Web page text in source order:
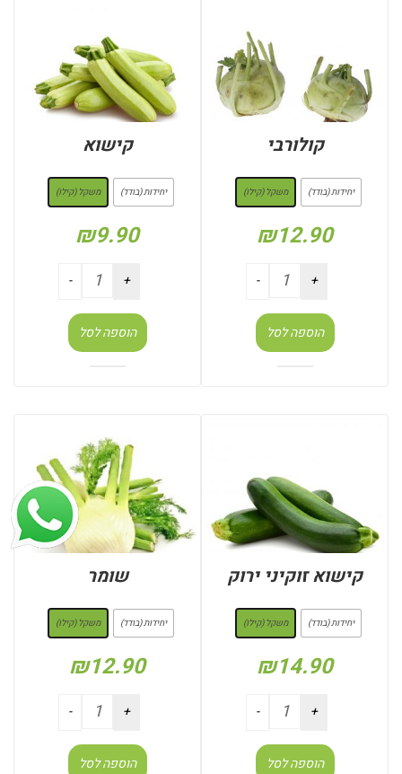
קולורבי
יחידות (בודד) משקל (קילו)
₪12.90
הוספה לסל
קישוא
יחידות (בודד) משקל (קילו)
₪9.90
הוספה לסל
קישוא זוקיני ירוק
יחידות (בודד) משקל (קילו)
₪14.90
הוספה לסל
שומר
יחידות (בודד) משקל (קילו)
₪12.90
הוספה לסל